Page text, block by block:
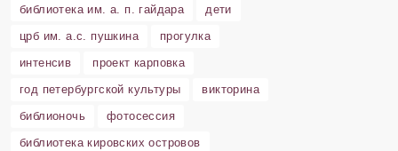
библиотека им. а. п. гайдара
дети
црб им. а.с. пушкина
прогулка
интенсив
проект карповка
год петербургской культуры
викторина
библионочь
фотосессия
библиотека кировских островов